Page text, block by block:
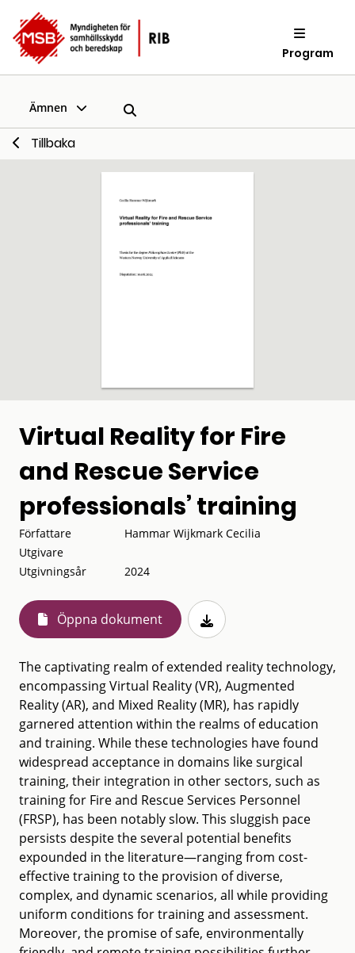
Program
Ämnen
Tillbaka
Virtual Reality for Fire
and Rescue Service
professionals’ training
Författare
Hammar Wijkmark Cecilia
Utgivare
Utgivningsår
2024
Öppna dokument
The captivating realm of extended reality technology,
encompassing Virtual Reality (VR), Augmented
Reality (AR), and Mixed Reality (MR), has rapidly
garnered attention within the realms of education
and training. While these technologies have found
widespread acceptance in domains like surgical
training, their integration in other sectors, such as
training for Fire and Rescue Services Personnel
(FRSP), has been notably slow. This sluggish pace
persists despite the several potential benefits
expounded in the literature—ranging from cost-
effective training to the provision of diverse,
complex, and dynamic scenarios, all while providing
uniform conditions for training and assessment.
Moreover, the promise of safe, environmentally